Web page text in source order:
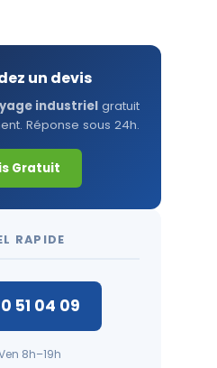
un devis
industrielgratuit
Réponse sous 24h.
Gratuit
RAPIDE
51 04 09
8h–19h